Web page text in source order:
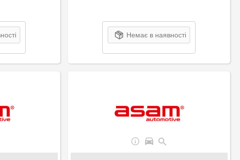
Немає в наявності